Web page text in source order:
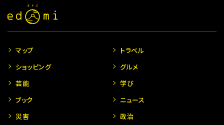
マップ
トラベル
ショッピング
グルメ
芸能
学び
ブック
ニュース
災害
政治